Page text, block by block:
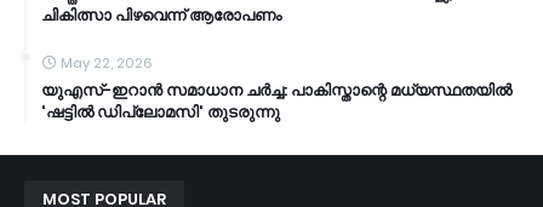
ചികിത്സാ പിഴവെന്ന് ആരോപണം
May 22, 2026
യുഎസ്-ഇറാൻ സമാധാന ചർച്ച: പാകിസ്താന്റെ മധ്യസ്ഥതയിൽ
'ഷട്ടിൽ ഡിപ്ലോമസി' തുടരുന്നു
MOST POPULAR